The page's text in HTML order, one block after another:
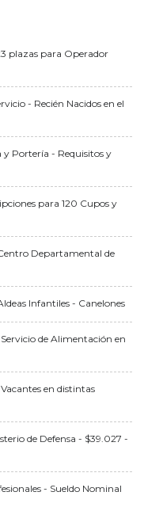
plazas para Operador
- Recién Nacidos en el
Portería - Requisitos y
para 120 Cupos y
Departamental de
Infantiles - Canelones
de Alimentación en
en distintas
de Defensa - $39.027 -
- Sueldo Nominal